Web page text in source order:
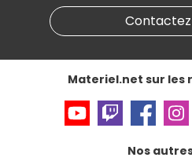
Informations légales
Données personnelleset
Accessibilité : non conforme
Materiel.net sur les
Nos